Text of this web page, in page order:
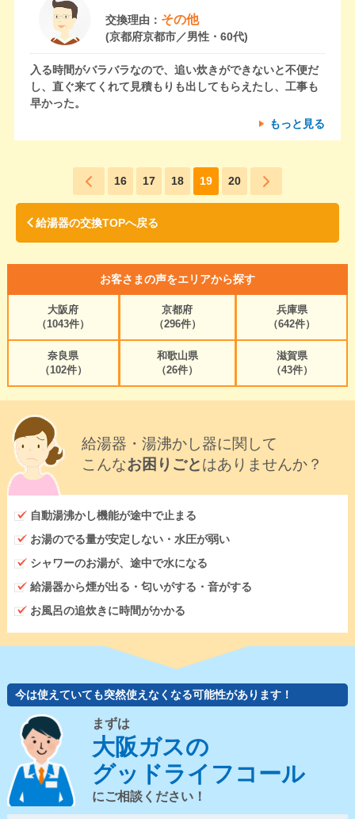
交換理由： その他
(京都府京都市／男性・60代)
入る時間がバラバラなので、追い炊きができないと不便だ
し、直ぐ来てくれて見積もりも出してもらえたし、工事も
早かった。
もっと見る
16 17 18 19 20
給湯器の交換TOPへ戻る
お客さまの声をエリアから探す
大阪府
（1043件）
京都府
（296件）
兵庫県
（642件）
奈良県
（102件）
和歌山県
（26件）
滋賀県
（43件）
給湯器・湯沸かし器に関して
こんなお困りごとはありませんか？
自動湯沸かし機能が途中で止まる
お湯のでる量が安定しない・水圧が弱い
シャワーのお湯が、途中で水になる
給湯器から煙が出る・匂いがする・音がする
お風呂の追炊きに時間がかかる
今は使えていても突然使えなくなる可能性があります！
まずは
大阪ガスの
グッドライフコール
にご相談ください！